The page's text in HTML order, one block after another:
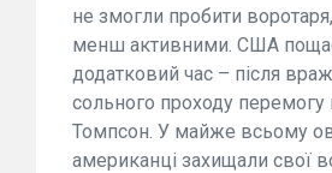
не змогли пробити
менш активними. США
додатковий час – після
сольного проходу перемогу
Томпсон. У майже всьому
американці захищали свої